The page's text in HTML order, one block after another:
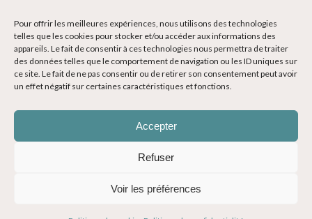
Pour offrir les meilleures expériences, nous utilisons des technologies
telles que les cookies pour stocker et/ou accéder aux informations des
appareils. Le fait de consentir à ces technologies nous permettra de traiter
des données telles que le comportement de navigation ou les ID uniques sur
ce site. Le fait de ne pas consentir ou de retirer son consentement peut avoir
un effet négatif sur certaines caractéristiques et fonctions.
Accepter
Refuser
Voir les préférences
Contact
Devenir Blogueur voyage
Ma Bucket List
© Copyright 2014-2024 - Evasions Gourmandes Blog Voyage - Tous